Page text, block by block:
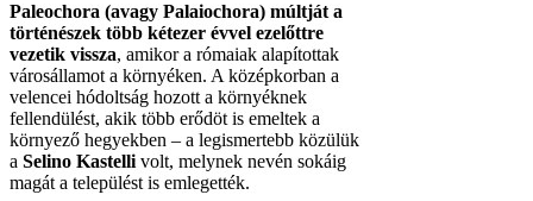
Paleochora (avagy Palaiochora) múltját a
történészek több kétezer évvel ezelőttre
vezetik vissza, amikor a rómaiak alapítottak
városállamot a környéken. A középkorban a
velencei hódoltság hozott a környéknek
fellendülést, akik több erődöt is emeltek a
környező hegyekben – a legismertebb közülük
a Selino Kastelli volt, melynek nevén sokáig
magát a települést is emlegették.